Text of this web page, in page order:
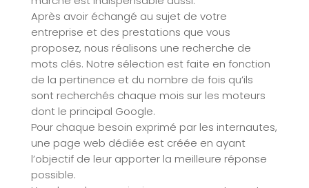
Après avoir échangé au sujet de votre
entreprise et des prestations que vous
proposez, nous réalisons une recherche de
mots clés. Notre sélection est faite en fonction
de la pertinence et du nombre de fois qu’ils
sont recherchés chaque mois sur les moteurs
dont le principal Google.
Pour chaque besoin exprimé par les internautes,
une page web dédiée est créée en ayant
l’objectif de leur apporter la meilleure réponse
possible.